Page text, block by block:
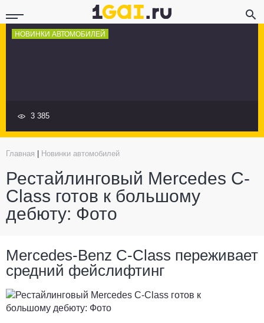
НОВИНКИ АВТОМОБИЛЕЙ
3 385
Главная Новинки автомобилей
Рестайлинговый Mercedes C-
Class готов к большому
дебюту: Фото
Mercedes-Benz C-Class переживает
средний фейслифтинг